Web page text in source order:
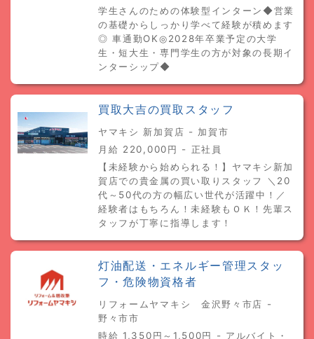
学生さんのための体験型インターン◆営業
の基礎からしっかり学べて経験が積めます
◎ 車通勤OK◎2028年卒業予定の大学
生・短大生・専門学生の方が対象の長期イ
ンターシップ◆
買取大吉の買取スタッフ
ヤマキシ 新加賀店 - 加賀市
月給 220,000円 - 正社員
【未経験から始められる！】ヤマキシ新加
賀店での貴金属の買い取りスタッフ ＼20
代～50代の方の幅広い世代が活躍中！／
経験者はもちろん！未経験もＯＫ！先輩ス
タッフが丁寧に指導します！
灯油配送・エネルギー管理スタッ
フ・危険物資格者
リフォームヤマキシ 金沢野々市店 -
野々市市
時給 1,350円～1,500円 - アルバイト・